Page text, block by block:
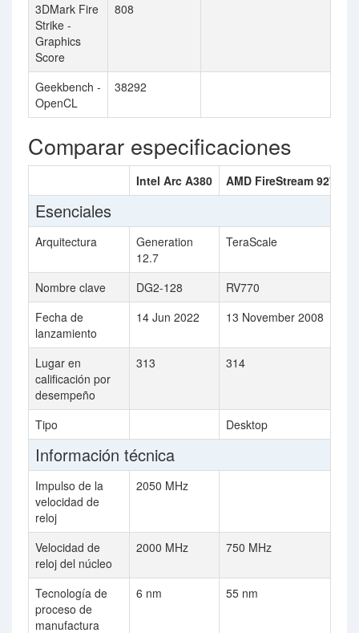
3DMark Fire
Strike -
Graphics
Score
808
Geekbench -
OpenCL
38292
Comparar especificaciones
Intel Arc A380 AMD FireStream 9270
Esenciales
Arquitectura
Generation
12.7
TeraScale
Nombre clave DG2-128
RV770
Fecha de
lanzamiento
14 Jun 2022 13 November 2008
Lugar en
calificación por
desempeño
313 314
Tipo Desktop
Información técnica
Impulso de la
velocidad de
reloj
2050 MHz
Velocidad de
reloj del núcleo
2000 MHz 750 MHz
Tecnología de
proceso de
manufactura
6 nm 55 nm